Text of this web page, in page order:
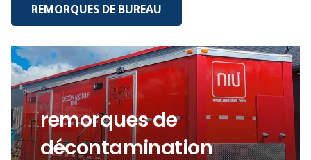
REMORQUES DE BUREAU
remorques de
décontamination